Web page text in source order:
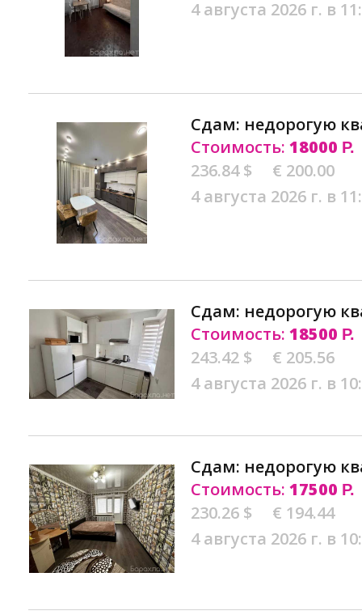
4 августа 2026 г. в
Сдам: недорогую
Стоимость: 18000 Р.
236.84 $
€ 200.00
4 августа 2026 г. в
Сдам: недорогую
Стоимость: 18500 Р.
243.42 $
€ 205.56
4 августа 2026 г. в
Сдам: недорогую
Стоимость: 17500 Р.
230.26 $
€ 194.44
4 августа 2026 г. в